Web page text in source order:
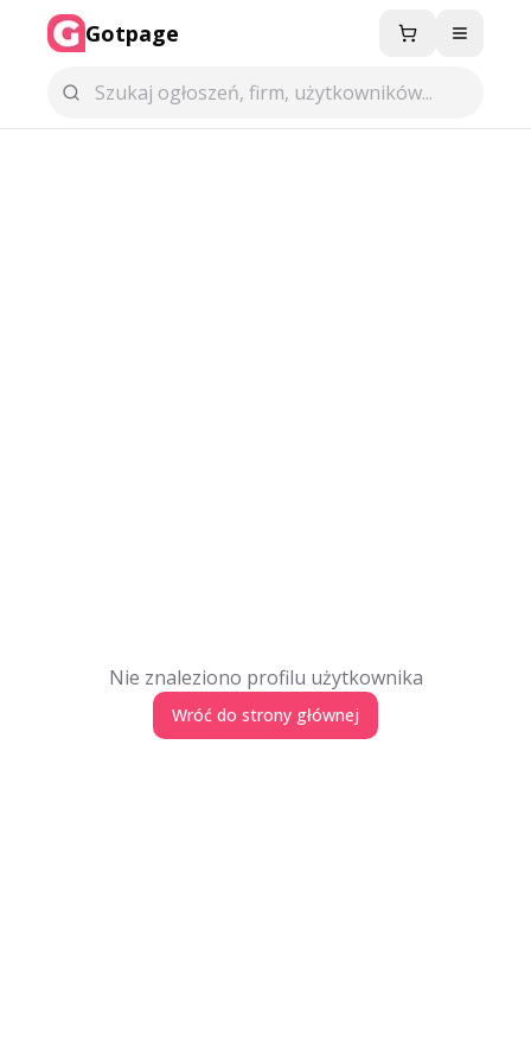
Gotpage Menu
Nie znaleziono profilu użytkownika
Wróć do strony głównej